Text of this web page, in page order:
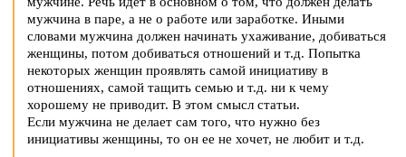
мужчина в паре, а не о работе или заработке. Иными
словами мужчина должен начинать ухаживание, добиваться
женщины, потом добиваться отношений и т.д. Попытка
некоторых женщин проявлять самой инициативу в
отношениях, самой тащить семью и т.д. ни к чему
хорошему не приводит. В этом смысл статьи.
Если мужчина не делает сам того, что нужно без
инициативы женщины, то он ее не хочет, не любит и т.д.